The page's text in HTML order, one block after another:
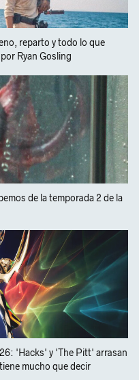
reparto y todo lo que
Ryan Gosling
de la temporada 2 de la
'Hacks' y 'The Pitt' arrasan
mucho que decir